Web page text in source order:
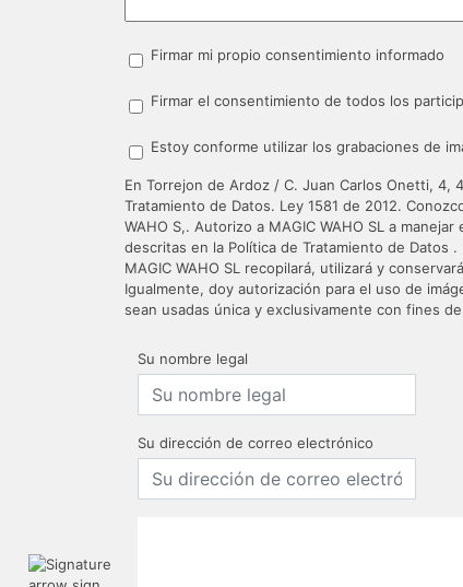
Firmar mi propio consentimiento informado
Firmar el consentimiento de todos los
Estoy conforme utilizar los grabaciones de
En Torrejon de Ardoz / C. Juan Carlos Onetti, 4,
Tratamiento de Datos. Ley 1581 de 2012.
WAHO S,. Autorizo a MAGIC WAHO SL a
descritas en la Política de Tratamiento de Datos
MAGIC WAHO SL recopilará, utilizará y
Igualmente, doy autorización para el uso de
sean usadas única y exclusivamente con fines
Su nombre legal
Su dirección de correo electrónico